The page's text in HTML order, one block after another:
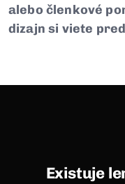
alebo členkové
dizajn si viete
Existuje